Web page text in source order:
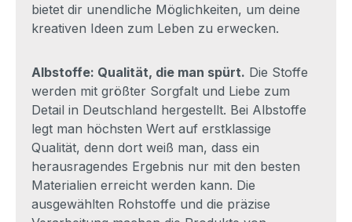
bietet dir unendliche Möglichkeiten, um deine
kreativen Ideen zum Leben zu erwecken.
Albstoffe: Qualität, die man spürt. Die Stoffe
werden mit größter Sorgfalt und Liebe zum
Detail in Deutschland hergestellt. Bei Albstoffe
legt man höchsten Wert auf erstklassige
Qualität, denn dort weiß man, dass ein
herausragendes Ergebnis nur mit den besten
Materialien erreicht werden kann. Die
ausgewählten Rohstoffe und die präzise